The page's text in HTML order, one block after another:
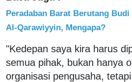
Peradaban Barat Berutang
Al-Qarawiyyin, Mengapa?
"Kedepan saya kira harus
semua pihak, bukan hanya
organisasi pengusaha,